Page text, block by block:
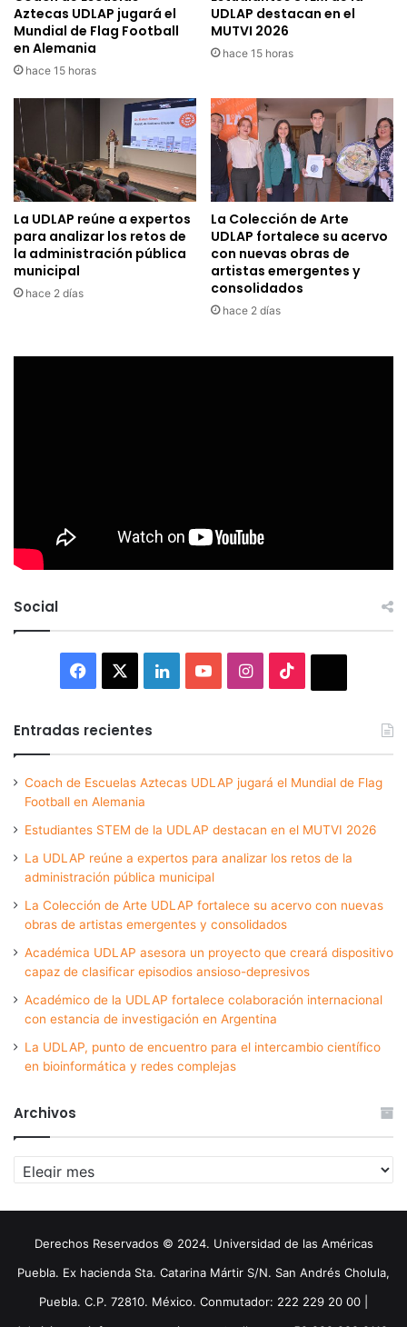
Aztecas UDLAP jugará el
Mundial de Flag Football
en Alemania
hace 15 horas
UDLAP destacan en el
MUTVI 2026
hace 15 horas
La UDLAP reúne a expertos
para analizar los retos de
la administración pública
municipal
hace 2 días
La Colección de Arte
UDLAP fortalece su acervo
con nuevas obras de
artistas emergentes y
consolidados
hace 2 días
Social
Facebook LinkedInYouTubeInstagram
Entradas recientes
Coach de Escuelas Aztecas UDLAP jugará el Mundial de Flag
Football en Alemania
Estudiantes STEM de la UDLAP destacan en el MUTVI 2026
La UDLAP reúne a expertos para analizar los retos de la
administración pública municipal
La Colección de Arte UDLAP fortalece su acervo con nuevas
obras de artistas emergentes y consolidados
Académica UDLAP asesora un proyecto que creará dispositivo
capaz de clasificar episodios ansioso-depresivos
Académico de la UDLAP fortalece colaboración internacional
con estancia de investigación en Argentina
La UDLAP, punto de encuentro para el intercambio científico
en bioinformática y redes complejas
Archivos
Archivos
Derechos Reservados © 2024. Universidad de las Américas
Puebla. Ex hacienda Sta. Catarina Mártir S/N. San Andrés Cholula,
Puebla. C.P. 72810. México. Conmutador: 222 229 20 00 |